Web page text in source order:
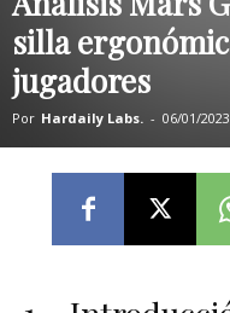
silla
jugadores
Por Hardaily Labs. - 06/01/2023